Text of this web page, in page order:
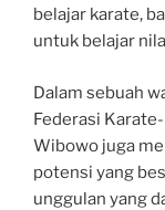
belajar karate,
untuk belajar
Dalam sebuah
Federasi
Wibowo juga
potensi yang
unggulan yang